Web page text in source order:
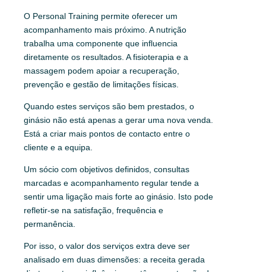
O Personal Training permite oferecer um
acompanhamento mais próximo. A nutrição
trabalha uma componente que influencia
diretamente os resultados. A fisioterapia e a
massagem podem apoiar a recuperação,
prevenção e gestão de limitações físicas.
Quando estes serviços são bem prestados, o
ginásio não está apenas a gerar uma nova venda.
Está a criar mais pontos de contacto entre o
cliente e a equipa.
Um sócio com objetivos definidos, consultas
marcadas e acompanhamento regular tende a
sentir uma ligação mais forte ao ginásio. Isto pode
refletir-se na satisfação, frequência e
permanência.
Por isso, o valor dos serviços extra deve ser
analisado em duas dimensões: a receita gerada